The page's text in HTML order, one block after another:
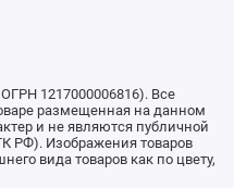
1217000006816). Все
размещенная на данном
и не являются публичной
РФ). Изображения товаров
вида товаров как по цвету,